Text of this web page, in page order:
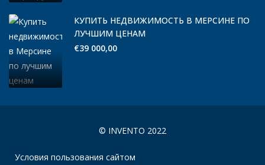
КУПИТЬ НЕДВИЖИМОСТЬ В МЕРСИНЕ ПО
ЛУЧШИМ ЦЕНАМ
€39 000,00
© INVENTO 2022
Условия пользования сайтом